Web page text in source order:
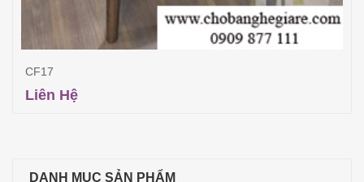
CF17
Liên Hệ
DANH MỤC SẢN PHẨM